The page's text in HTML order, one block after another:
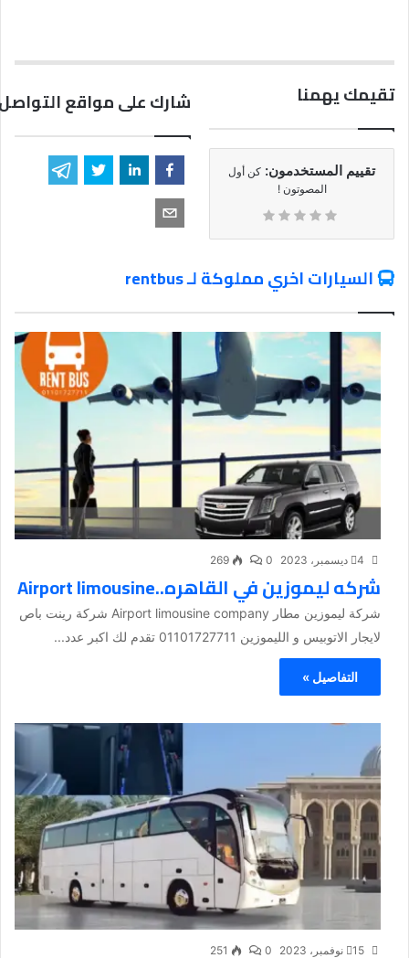
تقيمك يهمنا
تقييم المستخدمون: كن أول
المصوتون !
شارك على مواقع
السيارات اخري مملوكة لـ rentbus
4 ديسمبر، 2023 0
269
شركه ليموزين في القاهره..Airport limousine
شركة ليموزين مطار Airport limousine company شركة رينت باص
لايجار الاتوبيس و الليموزين 01101727711 تقدم لك اكبر عدد...
التفاصيل »
15 نوفمبر، 2023 0
251